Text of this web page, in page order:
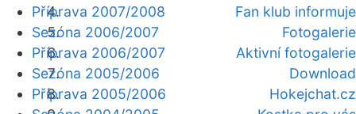
Fan klub informuje
Fotogalerie
Aktivní fotogalerie
Download
Hokejchat.cz
Příprava 2007/2008
Sezóna 2006/2007
Příprava 2006/2007
Sezóna 2005/2006
Příprava 2005/2006